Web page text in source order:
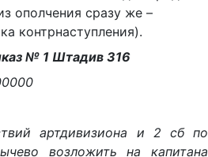
ополчения сразу же –
контрнаступления).
№ 1 Штадив 316
артдивизиона и 2 сб по
возложить на капитана